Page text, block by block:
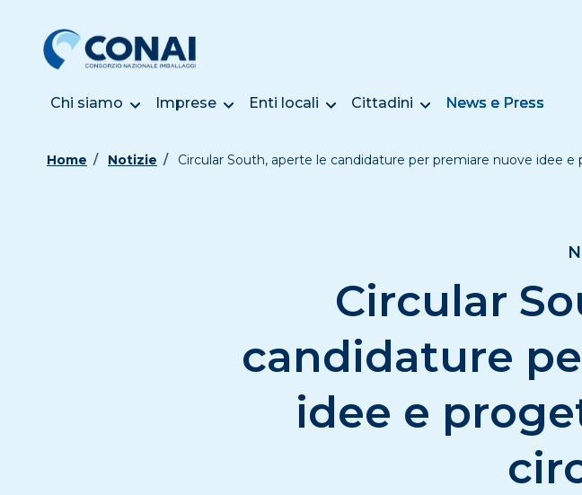
Chi siamo Imprese Enti locali Cittadini News e Press
Home Notizie Circular South, aperte le candidature per premiare nuove idee
Circular
candidature
idee e